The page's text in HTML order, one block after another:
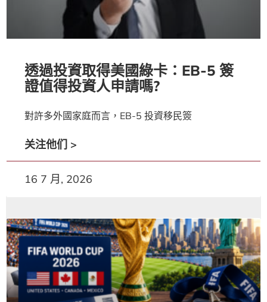
透過投資取得美國綠卡：EB-5 簽
證值得投資人申請嗎?
對許多外國家庭而言，EB-5 投資移民簽
关注他们 >
16 7 月, 2026